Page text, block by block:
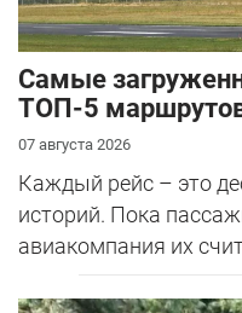
Самые
ТОП-5
07 августа 2026
Каждый рейс – это
историй. Пока
авиакомпания их